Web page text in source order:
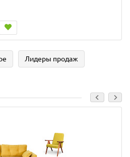
Лидеры продаж